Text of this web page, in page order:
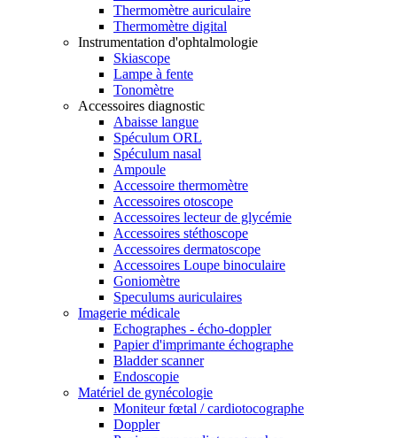
Thermomètre auriculaire
Thermomètre digital
Instrumentation d'ophtalmologie
Skiascope
Lampe à fente
Tonomètre
Accessoires diagnostic
Abaisse langue
Spéculum ORL
Spéculum nasal
Ampoule
Accessoire thermomètre
Accessoires otoscope
Accessoires lecteur de glycémie
Accessoires stéthoscope
Accessoires dermatoscope
Accessoires Loupe binoculaire
Goniomètre
Speculums auriculaires
Imagerie médicale
Echographes - écho-doppler
Papier d'imprimante échographe
Bladder scanner
Endoscopie
Matériel de gynécologie
Moniteur fœtal / cardiotocographe
Doppler